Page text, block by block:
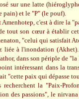
sur une latte
pain) et le "P" (le pouf).
c'est à dire la
tout son cœur à établir
"celui qui satisfait
liée à l'inondation
dans son périple de
intéressant dans la
"cette paix qui dépasse
la "Paix-
des passions", le